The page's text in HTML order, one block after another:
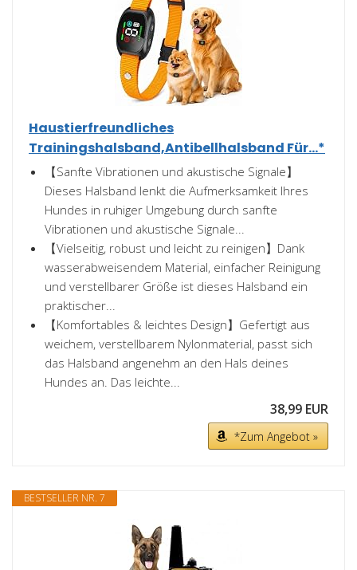
Haustierfreundliches
Trainingshalsband,Antibellhalsband Für...*
【Sanfte Vibrationen und akustische Signale】
Dieses Halsband lenkt die Aufmerksamkeit Ihres
Hundes in ruhiger Umgebung durch sanfte
Vibrationen und akustische Signale...
【Vielseitig, robust und leicht zu reinigen】Dank
wasserabweisendem Material, einfacher Reinigung
und verstellbarer Größe ist dieses Halsband ein
praktischer...
【Komfortables & leichtes Design】Gefertigt aus
weichem, verstellbarem Nylonmaterial, passt sich
das Halsband angenehm an den Hals deines
Hundes an. Das leichte...
38,99 EUR
*Zum Angebot »
BESTSELLER NR. 7